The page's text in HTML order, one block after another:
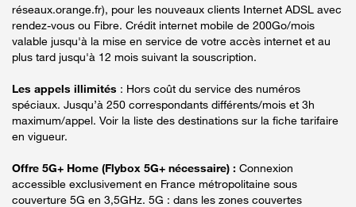
réseaux.orange.fr), pour les nouveaux clients Internet ADSL avec
rendez-vous ou Fibre. Crédit internet mobile de 200Go/mois
valable jusqu'à la mise en service de votre accès internet et au
plus tard jusqu'à 12 mois suivant la souscription.
Les appels illimités : Hors coût du service des numéros
spéciaux. Jusqu’à 250 correspondants différents/mois et 3h
maximum/appel. Voir la liste des destinations sur la fiche tarifaire
en vigueur.
Offre 5G+ Home (Flybox 5G+ nécessaire) : Connexion
accessible exclusivement en France métropolitaine sous
couverture 5G en 3,5GHz. 5G : dans les zones couvertes